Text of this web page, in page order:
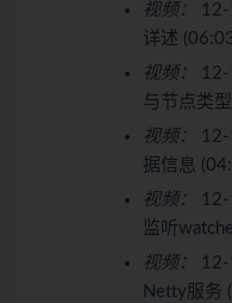
视频：
详述
视频：
与节点类
视频：
据信息
视频：
监听
视频：
Netty服务